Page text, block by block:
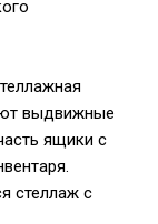
выдвижные
ящики с
стеллаж с